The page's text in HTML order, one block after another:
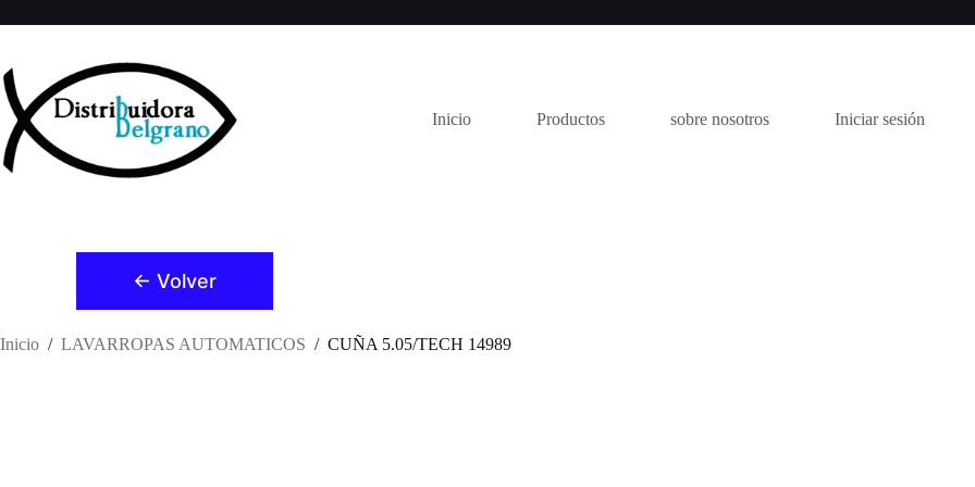
al
Inicio Productos sobre nosotros Iniciar sesión
← Volver
Inicio / LAVARROPAS AUTOMATICOS / CUÑA 5.05/TECH 14989